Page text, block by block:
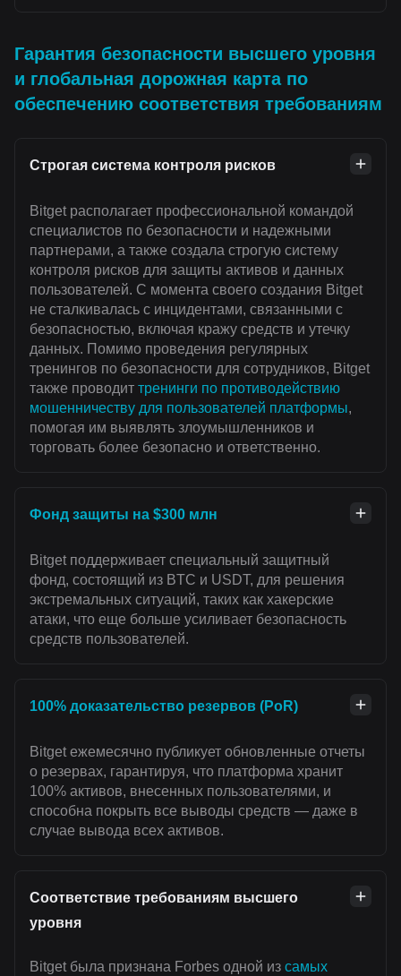
Гарантия безопасности высшего уровня
и глобальная дорожная карта по
обеспечению соответствия требованиям
Строгая система контроля рисков
Bitget располагает профессиональной командой
специалистов по безопасности и надежными
партнерами, а также создала строгую систему
контроля рисков для защиты активов и данных
пользователей. С момента своего создания Bitget
не сталкивалась с инцидентами, связанными с
безопасностью, включая кражу средств и утечку
данных. Помимо проведения регулярных
тренингов по безопасности для сотрудников, Bitget
также проводит тренинги по противодействию
мошенничеству для пользователей платформы,
помогая им выявлять злоумышленников и
торговать более безопасно и ответственно.
Фонд защиты на $300 млн
Bitget поддерживает специальный защитный
фонд, состоящий из BTC и USDT, для решения
экстремальных ситуаций, таких как хакерские
атаки, что еще больше усиливает безопасность
средств пользователей.
100% доказательство резервов (PoR)
Bitget ежемесячно публикует обновленные отчеты
о резервах, гарантируя, что платформа хранит
100% активов, внесенных пользователями, и
способна покрыть все выводы средств — даже в
случае вывода всех активов.
Соответствие требованиям высшего
уровня
Bitget была признана Forbes одной из самых